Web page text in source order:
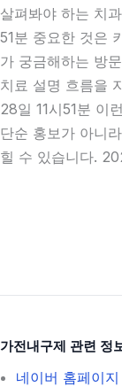
살펴봐야 하는 치
51분 중요한 것은
가 궁금해하는 방
치료 설명 흐름을
28일 11시51분 이
단순 홍보가 아니
힐 수 있습니다.
가전내구제 관련 정
네이버 홈페이